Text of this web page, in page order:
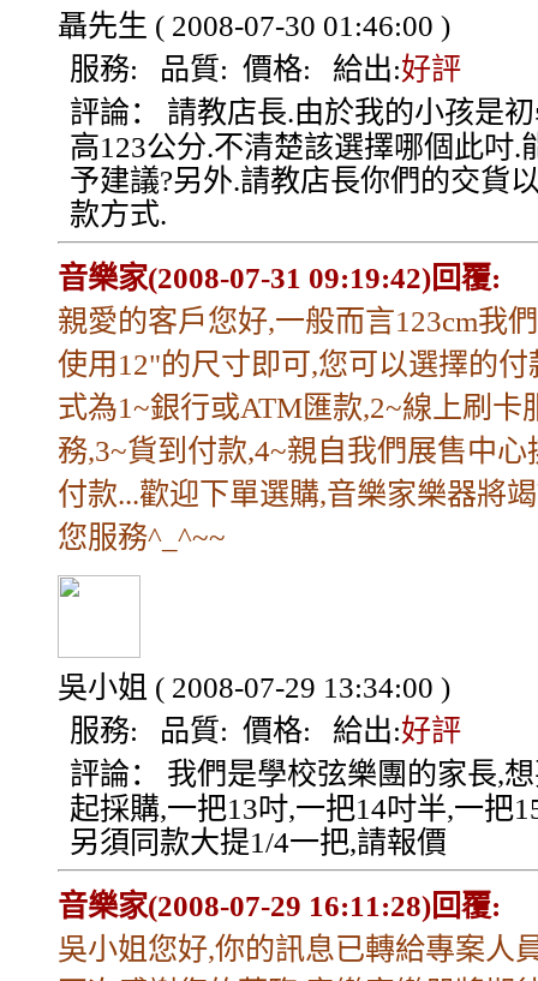
聶先生 ( 2008-07-30 01:46:00 )
服務: 品質: 價格: 給出:好評
評論：
請教店長.由於我的小孩是
高123公分.不清楚該選擇哪個此吋.
予建議?另外.請教店長你們的交貨
款方式.
音樂家(2008-07-31 09:19:42)回覆:
親愛的客戶您好,一般而言123cm我
使用12"的尺寸即可,您可以選擇的付
式為1~銀行或ATM匯款,2~線上刷卡
務,3~貨到付款,4~親自我們展售中心
付款...歡迎下單選購,音樂家樂器將
您服務^_^~~
吳小姐 ( 2008-07-29 13:34:00 )
服務: 品質: 價格: 給出:好評
評論：
我們是學校弦樂團的家長,
起採購,一把13吋,一把14吋半,一把
另須同款大提1/4一把,請報價
音樂家(2008-07-29 16:11:28)回覆:
吳小姐您好,你的訊息已轉給專案人